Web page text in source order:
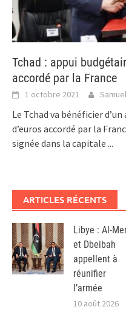
Tchad : appui
accordé par la France
1 octobre 2021
Le Tchad va bénéficier
d’euros accordé par la
signée dans la capitale ...
ARTICLES RÉCENTS
Libye : Al-
et Dbeibah
appellent à
réunifier
l’armée
10 août 2026